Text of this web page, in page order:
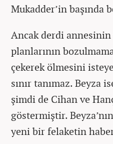
Mukadder’in başında
Ancak derdi
planlarının
çekerek ölmesini
sınır tanımaz. Beyza
şimdi de Cihan ve
göstermiştir.
yeni bir felaketin